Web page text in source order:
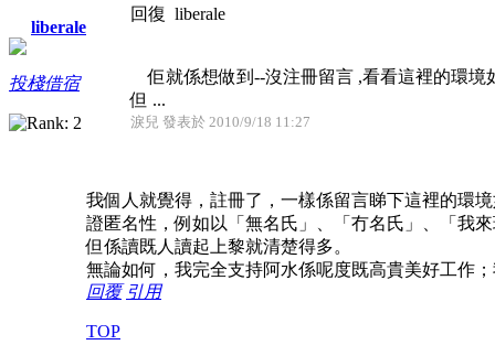
liberale
投棧借宿
回復 liberale
佢就係想做到--沒注冊留言 ,看看這裡的環境
但 ...
淚兒 發表於 2010/9/18 11:27
我個人就覺得，註冊了，一樣係留言睇下這裡的環
證匿名性，例如以「無名氏」、「冇名氏」、「我
但係讀既人讀起上黎就清楚得多。
無論如何，我完全支持阿水係呢度既高貴美好工作
回覆 引用
TOP